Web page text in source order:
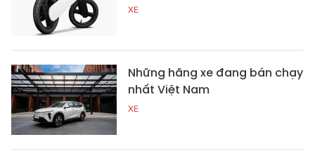
XE
Những hãng xe đang bán chạy
nhất Việt Nam
XE